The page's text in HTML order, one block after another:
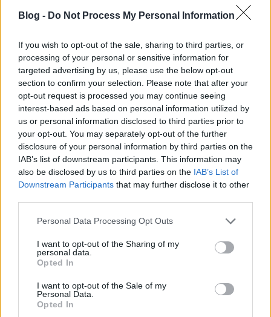
Blog - Do Not Process My Personal Information
If you wish to opt-out of the sale, sharing to third parties, or
processing of your personal or sensitive information for
targeted advertising by us, please use the below opt-out
section to confirm your selection. Please note that after your
opt-out request is processed you may continue seeing
interest-based ads based on personal information utilized by
us or personal information disclosed to third parties prior to
your opt-out. You may separately opt-out of the further
disclosure of your personal information by third parties on the
IAB’s list of downstream participants. This information may
also be disclosed by us to third parties on the IAB’s List of
Downstream Participants that may further disclose it to other
Please note that this website/app uses one or more Google
not limited to your visit or usage behaviour. You may click to
grant or deny consent to Google and its third-party tags to
use your data for below specified purposes in below Google
consent section.
Personal Data Processing Opt Outs
I want to opt-out of the Sharing of my
personal data.
Opted In
I want to opt-out of the Sale of my
Personal Data.
Opted In
Biztonságos permetezés a kiskertben
kkm.furdancs•2020. március 24.
Egy rémisztő illusztrációval indul mai írásunk. A
jelenet tagadása mindennek, melyet a biztonságos
permetezésről, bölcs helyzetfelismerésről és ...